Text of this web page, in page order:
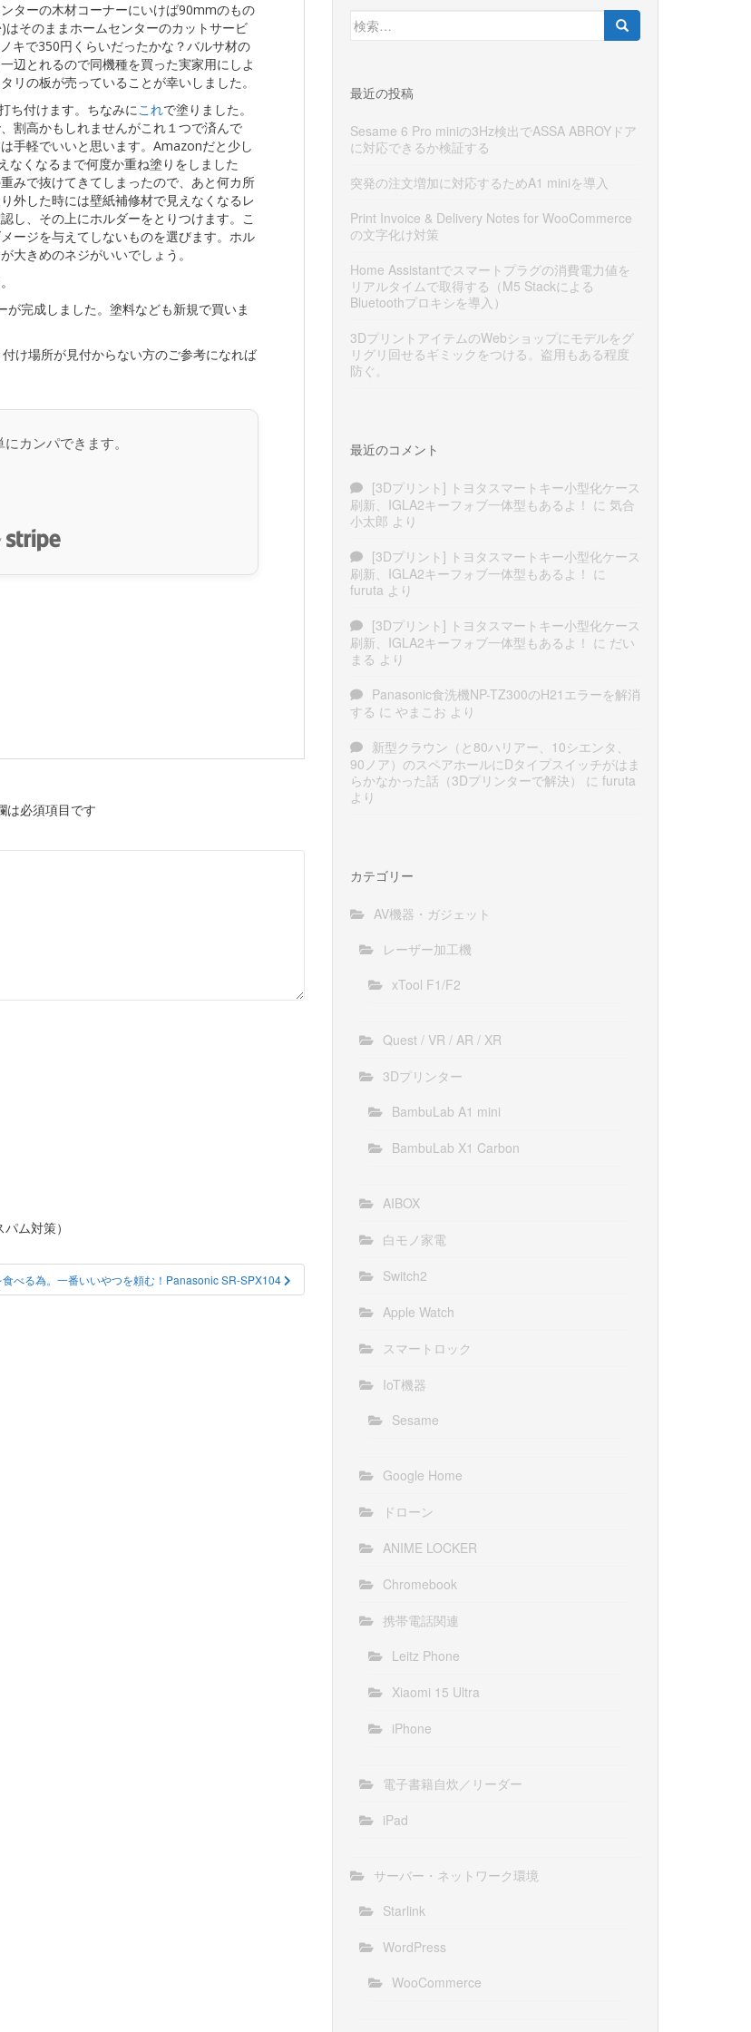
ターの木材コーナーにいけば90mmのもの
そのままホームセンターのカットサービ
キで350円くらいだったかな？バルサ材の
辺とれるので同機種を買った実家用にしよ
リの板が売っていることが幸いしました。
ち付けます。ちなみにこれで塗りました。
割高かもしれませんがこれ１つで済んで
手軽でいいと思います。Amazonだと少し
なくなるまで何度か重ね塗りをしました
みで抜けてきてしまったので、あと何カ所
外した時には壁紙補修材で見えなくなるレ
し、その上にホルダーをとりつけます。こ
ージを与えてしないものを選びます。ホル
大きめのネジがいいでしょう。
完成しました。塗料なども新規で買いま
け場所が見付からない方のご参考になれば
カンパできます。
は必須項目です
ム対策）
べる為。一番いいやつを頼む！Panasonic SR-SPX104
検
索:
最近の投稿
Sesame 6 Pro miniの3Hz検出でASSA ABROYドア
に対応できるか検証する
突発の注文増加に対応するためA1 miniを導入
Print Invoice & Delivery Notes for WooCommerce
の文字化け対策
Home Assistantでスマートプラグの消費電力値を
リアルタイムで取得する（M5 Stackによる
Bluetoothプロキシを導入）
3DプリントアイテムのWebショップにモデルをグ
リグリ回せるギミックをつける。盗用もある程度
防ぐ。
最近のコメント
[3Dプリント] トヨタスマートキー小型化ケース
刷新、IGLA2キーフォブ一体型もあるよ！ に 気合
小太郎 より
[3Dプリント] トヨタスマートキー小型化ケース
刷新、IGLA2キーフォブ一体型もあるよ！ に
furuta より
[3Dプリント] トヨタスマートキー小型化ケース
刷新、IGLA2キーフォブ一体型もあるよ！ に だい
まる より
Panasonic食洗機NP-TZ300のH21エラーを解消
する に やまこお より
新型クラウン（と80ハリアー、10シエンタ、
90ノア）のスペアホールにDタイプスイッチがはま
らかなかった話（3Dプリンターで解決）
に furuta
より
カテゴリー
AV機器・ガジェット
レーザー加工機
xTool F1/F2
Quest / VR / AR / XR
3Dプリンター
BambuLab A1 mini
BambuLab X1 Carbon
AIBOX
白モノ家電
Switch2
Apple Watch
スマートロック
IoT機器
Sesame
Google Home
ドローン
ANIME LOCKER
Chromebook
携帯電話関連
Leitz Phone
Xiaomi 15 Ultra
iPhone
電子書籍自炊／リーダー
iPad
サーバー・ネットワーク環境
Starlink
WordPress
WooCommerce